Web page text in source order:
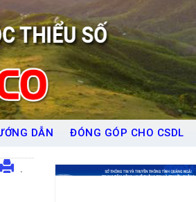
DẪN ĐÓNG GÓP CHO CSDL
.